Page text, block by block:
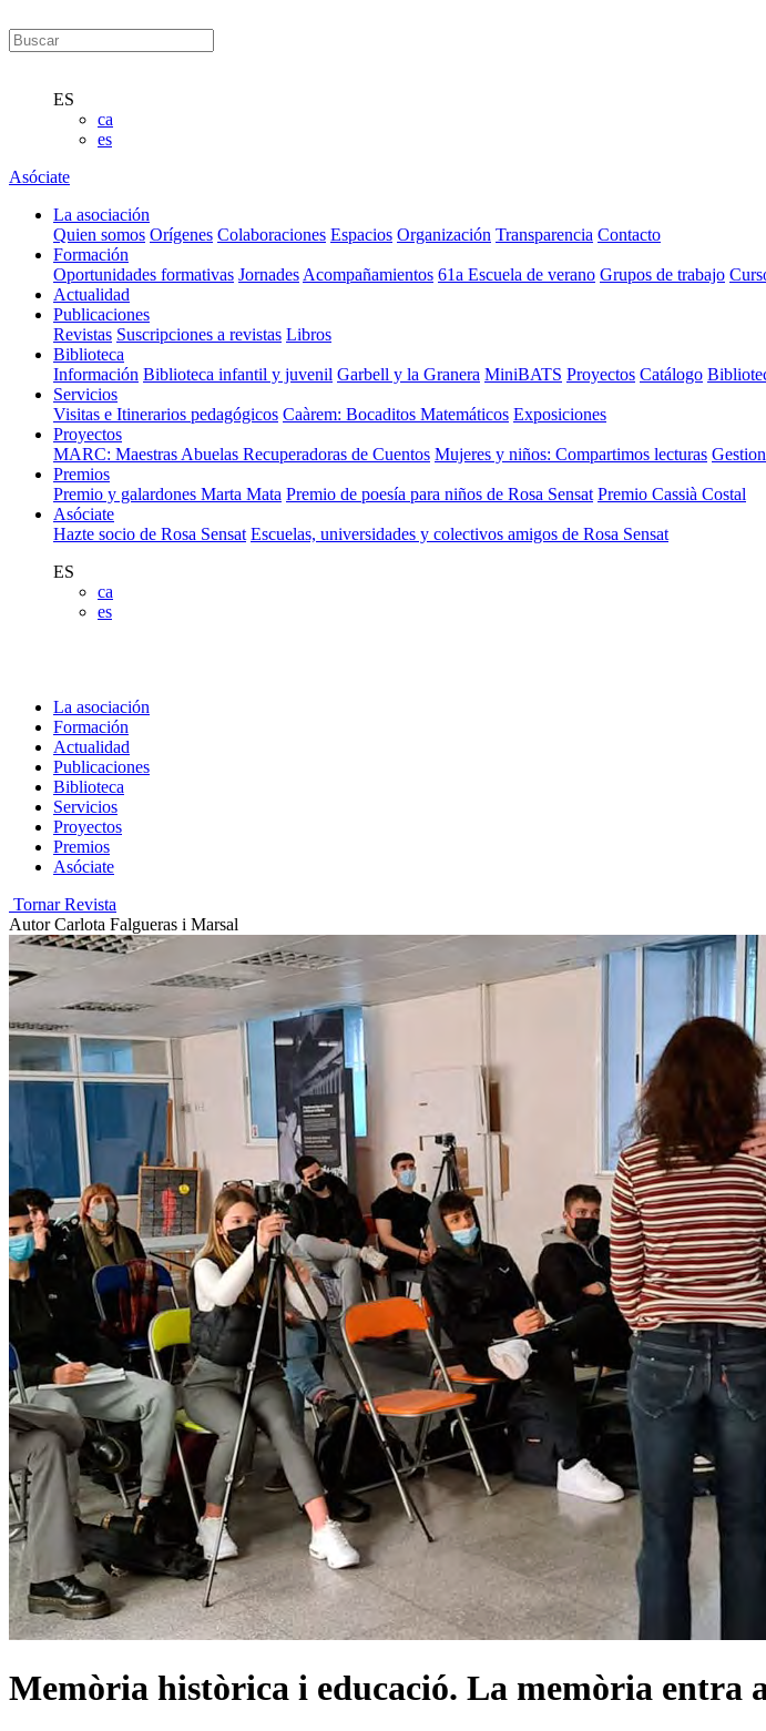
ES
ca
es
Asóciate
La asociación
Quien somos Orígenes Colaboraciones Espacios Organización Transparencia Contacto
Formación
Oportunidades formativas Jornades Acompañamientos 61a Escuela de verano Grupos de trabajo
Actualidad
Publicaciones
Revistas Suscripciones a revistas Libros
Biblioteca
Información Biblioteca infantil y juvenil Garbell y la Granera MiniBATS Proyectos Catálogo
Servicios
Visitas e Itinerarios pedagógicos Caàrem: Bocaditos Matemáticos Exposiciones
Proyectos
MARC: Maestras Abuelas Recuperadoras de Cuentos Mujeres y niños: Compartimos lecturas
Premios
Premio y galardones Marta Mata Premio de poesía para niños de Rosa Sensat Premio Cassià Costal
Asóciate
Hazte socio de Rosa Sensat Escuelas, universidades y colectivos amigos de Rosa Sensat
ES
ca
es
La asociación
Formación
Actualidad
Publicaciones
Biblioteca
Servicios
Proyectos
Premios
Asóciate
Tornar Revista
Autor Carlota Falgueras i Marsal
Memòria històrica i educació. La memòria entra